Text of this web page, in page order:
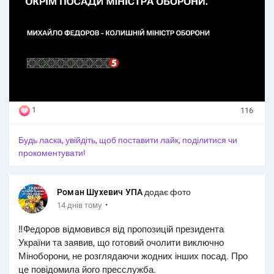
1 116
Будь ласка, увійдіть, щоб поставити лайк, поділитися чи
прокоментувати!
Роман Шухевич УПА додає фото
14 днів тому ·
‼️Федоров відмовився від пропозицій президента
України та заявив, що готовий очолити виключно
Міноборони, не розглядаючи жодних інших посад. Про
це повідомила його пресслужба.